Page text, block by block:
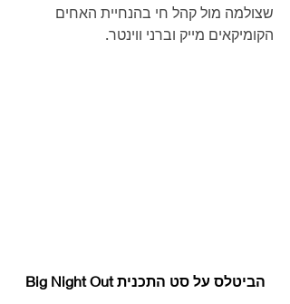
שצולמה מול קהל חי בהנחיית האחים
הקומיקאים מייק וברני ווינטר.
הביטלס על סט התכנית Big Night Out